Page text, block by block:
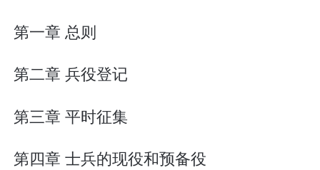
第一章 总则
第二章 兵役登记
第三章 平时征集
第四章 士兵的现役和预备役